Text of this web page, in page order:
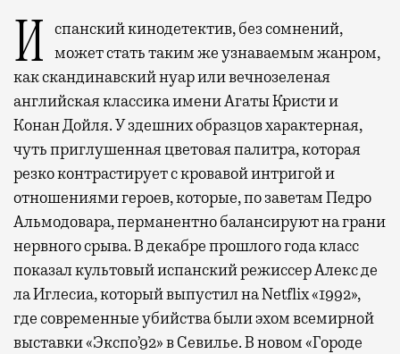
Испанский кинодетектив, без сомнений, может cтать таким же узнаваемым жанром,
как скандинавский нуар или вечнозеленая
английская классика имени Агаты Кристи и
Конан Дойля. У здешних образцов характерная,
чуть приглушенная цветовая палитра, которая
резко контрастирует с кровавой интригой и
отношениями героев, которые, по заветам Педро
Альмодовара, перманентно балансируют на грани
нервного срыва. В декабре прошлого года класс
показал культовый испанский режиссер Алекс де
ла Иглесиа, который выпустил на Netflix «1992»,
где современные убийства были эхом всемирной
выставки «Экспо’92» в Севилье. В новом «Городе